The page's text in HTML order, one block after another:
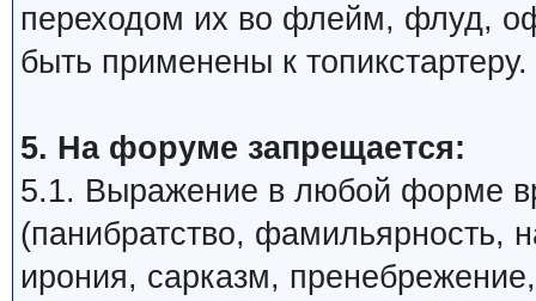
переходом их во флейм, флуд,
быть применены к топикстартеру.
5. На форуме запрещается:
5.1. Выражение в любой форме
(панибратство, фамильярность,
ирония, сарказм,